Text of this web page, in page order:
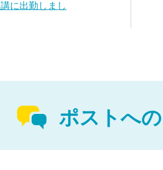
に出勤しまし
ポストへ